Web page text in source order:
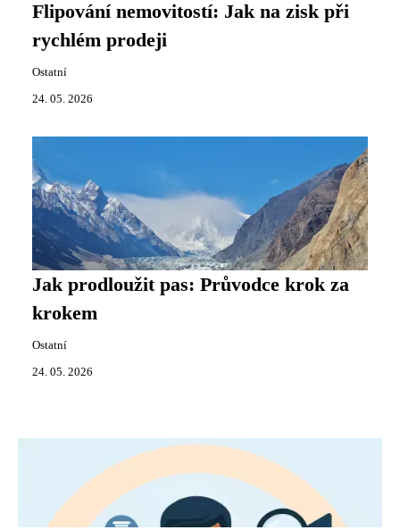
Flipování nemovitostí: Jak na zisk při
rychlém prodeji
Ostatní
24. 05. 2026
Jak prodloužit pas: Průvodce krok za
krokem
Ostatní
24. 05. 2026